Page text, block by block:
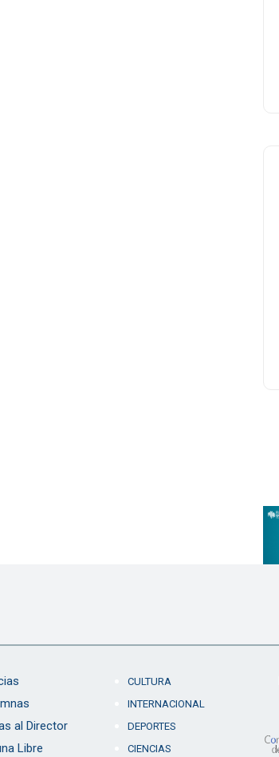
al Director
Libre
CULTURA
INTERNACIONAL
DEPORTES
CIENCIAS